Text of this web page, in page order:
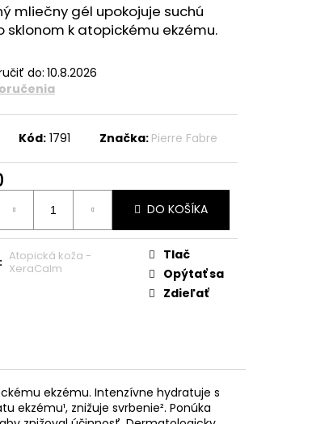
mliečny gél upokojuje suchú
sklonom k atopickému ekzému.
do: 10.8.2026
Kód: 1791 Značka: Pierre Fabre
DO KOŠÍKA
: Atopická koža -
XeraCalm
Tlač
Opýtať sa
Zdieľať
ekzému. Intenzívne hydratuje s
znižuje svrbenie². Ponúka